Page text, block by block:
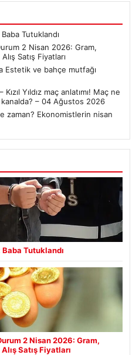
Tutuklandı
2 Nisan 2026: Gram,
Satış Fiyatları
Estetik ve bahçe mutfağı
Yıldız maç anlatımı! Maç ne
– 04 Ağustos 2026
zaman? Ekonomistlerin nisan
Tutuklandı
2 Nisan 2026: Gram,
Satış Fiyatları